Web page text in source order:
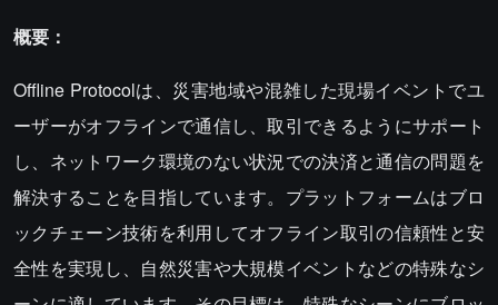
概要：
Offline Protocolは、災害地域や混雑した現場イベントでユ
ーザーがオフラインで通信し、取引できるようにサポート
し、ネットワーク環境のない状況での決済と通信の問題を
解決することを目指しています。プラットフォームはブロ
ックチェーン技術を利用してオフライン取引の信頼性と安
全性を実現し、自然災害や大規模イベントなどの特殊なシ